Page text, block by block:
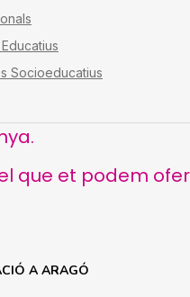
Socioeducatius
que et podem
A ARAGÓ